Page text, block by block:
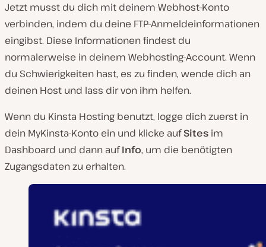
Jetzt musst du dich mit deinem Webhost-Konto
verbinden, indem du deine FTP-Anmeldeinformationen
eingibst. Diese Informationen findest du
normalerweise in deinem Webhosting-Account. Wenn
du Schwierigkeiten hast, es zu finden, wende dich an
deinen Host und lass dir von ihm helfen.
Wenn du Kinsta Hosting benutzt, logge dich zuerst in
dein MyKinsta-Konto ein und klicke aufSites im
Dashboard und dann aufInfo, um die benötigten
Zugangsdaten zu erhalten.